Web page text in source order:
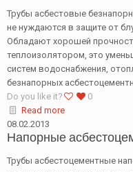
Трубы асбестовые
не нуждаются в защите от
Обладают хорошей
теплоизолятором, это
систем водоснабжения,
безнапорных
Do you like it?
0
Read more
08.02.2013
Напорные
Трубы асбестоцементные